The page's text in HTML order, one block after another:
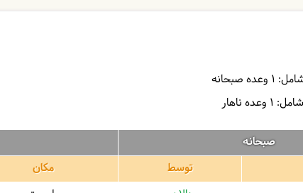
1 وعده صبحانه
1 وعده ناهار
صبحانه
توسط مکان